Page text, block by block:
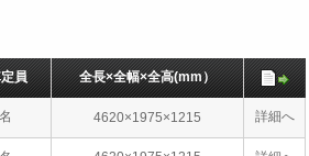
員 全長×全幅×全高(mm）
4620×1975×1215 詳細へ